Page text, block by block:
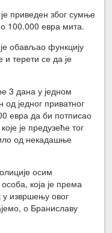
приведен због сумње
100.000 евра мита.
обављао функцију
и терети се да је
3 дана у једном
од једног приватног
евра да би потписао
је предузеће тог
од некадашње
осим
која је према
извршењу овог
о Браниславу